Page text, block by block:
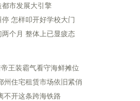
市发展大引擎
怎样叩开好学校大门
个月 整体上已显疲态
王装霸气看守海鲜摊位
州住宅租赁市场依旧紧俏
不开这条跨海铁路